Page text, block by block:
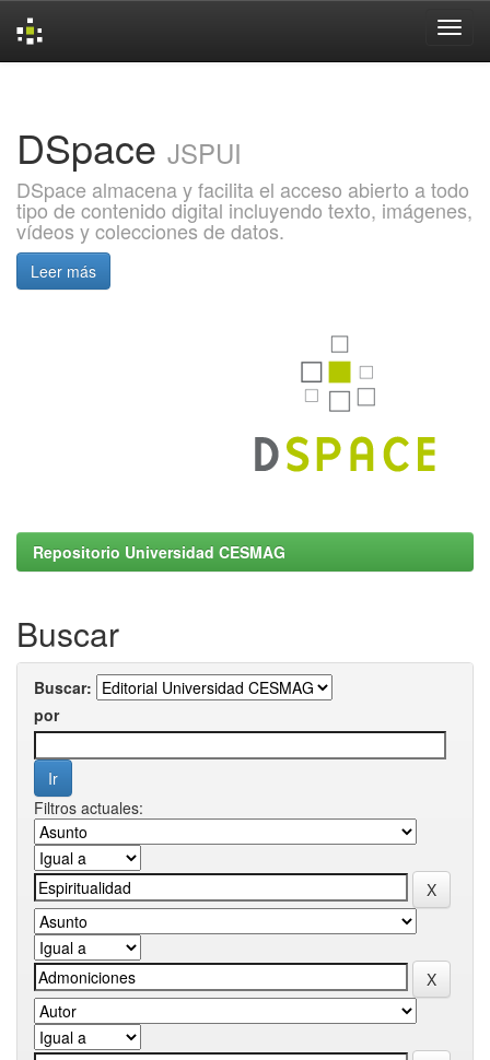
DSpace JSPUI
DSpace almacena y facilita el acceso abierto a todo
tipo de contenido digital incluyendo texto, imágenes,
vídeos y colecciones de datos.
Leer más
Repositorio Universidad CESMAG
Buscar
Buscar:
por
Filtros actuales: